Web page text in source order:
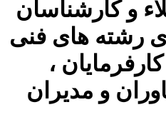
و کارشناسان
رشته های فنی
،
و مدیران